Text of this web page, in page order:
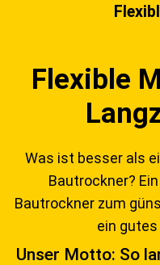
Flexible
Was ist besser als
Bautrockner?
Bautrockner zum
ein
Unser Motto: So